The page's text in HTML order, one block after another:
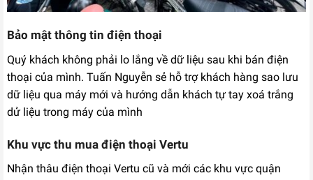
Bảo mật thông tin điện thoại
Quý khách không phải lo lắng về dữ liệu sau khi bán điện
thoại của mình. Tuấn Nguyễn sẻ hỗ trợ khách hàng sao lưu
dữ liệu qua máy mới và hướng dẫn khách tự tay xoá trắng
dử liệu trong máy của mình
Khu vực thu mua điện thoại Vertu
Nhận thâu điện thoại Vertu cũ và mới các khu vực quận